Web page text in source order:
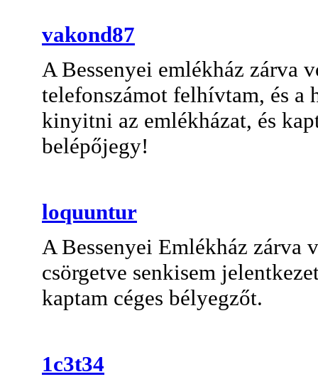
vakond87
A Bessenyei emlékház zárva
telefonszámot felhívtam, és a
kinyitni az emlékházat, és
belépőjegy!
loquuntur
A Bessenyei Emlékház zárva
csörgetve senkisem
kaptam céges bélyegzőt.
1c3t34